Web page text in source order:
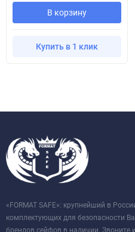
В корзину
Купить в 1 клик
«FORMAT SAFE»: крупнейший в
комплектующих для безопасности